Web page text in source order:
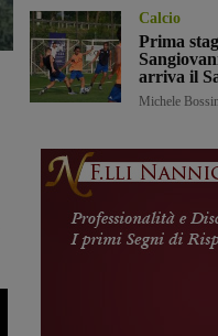
Calcio
Prima
arriva il
Michele